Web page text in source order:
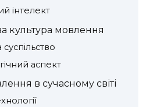
інтелект
культура мовлення
аспект
в сучасному світі